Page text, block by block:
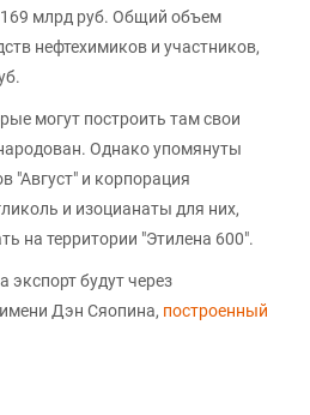
млрд руб. Общий объем
нефтехимиков и участников,
могут построить там свои
Однако упомянуты
"Август" и корпорация
и изоцианаты для них,
на территории "Этилена 600".
будут через
Дэн Сяопина, построенный